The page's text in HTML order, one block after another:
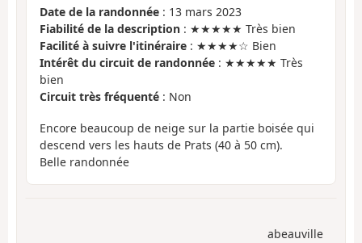
Date de la randonnée : 13 mars 2023
Fiabilité de la description : ★★★★★ Très bien
Facilité à suivre l'itinéraire : ★★★★☆ Bien
Intérêt du circuit de randonnée : ★★★★★ Très
bien
Circuit très fréquenté : Non
Encore beaucoup de neige sur la partie boisée qui
descend vers les hauts de Prats (40 à 50 cm).
Belle randonnée
abeauville